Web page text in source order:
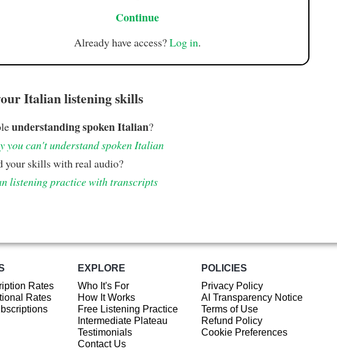
Continue
Already have access?Log in.
Italian listening skills
understanding spoken Italian?
you can't understand spoken Italian
your skills with real audio?
listening practice with transcripts
Rates
Rates
EXPLORE
Who It's For
How It Works
Free Listening Practice
Intermediate Plateau
Testimonials
Contact Us
POLICIES
Privacy Policy
AI Transparency Notice
Terms of Use
Refund Policy
Cookie Preferences